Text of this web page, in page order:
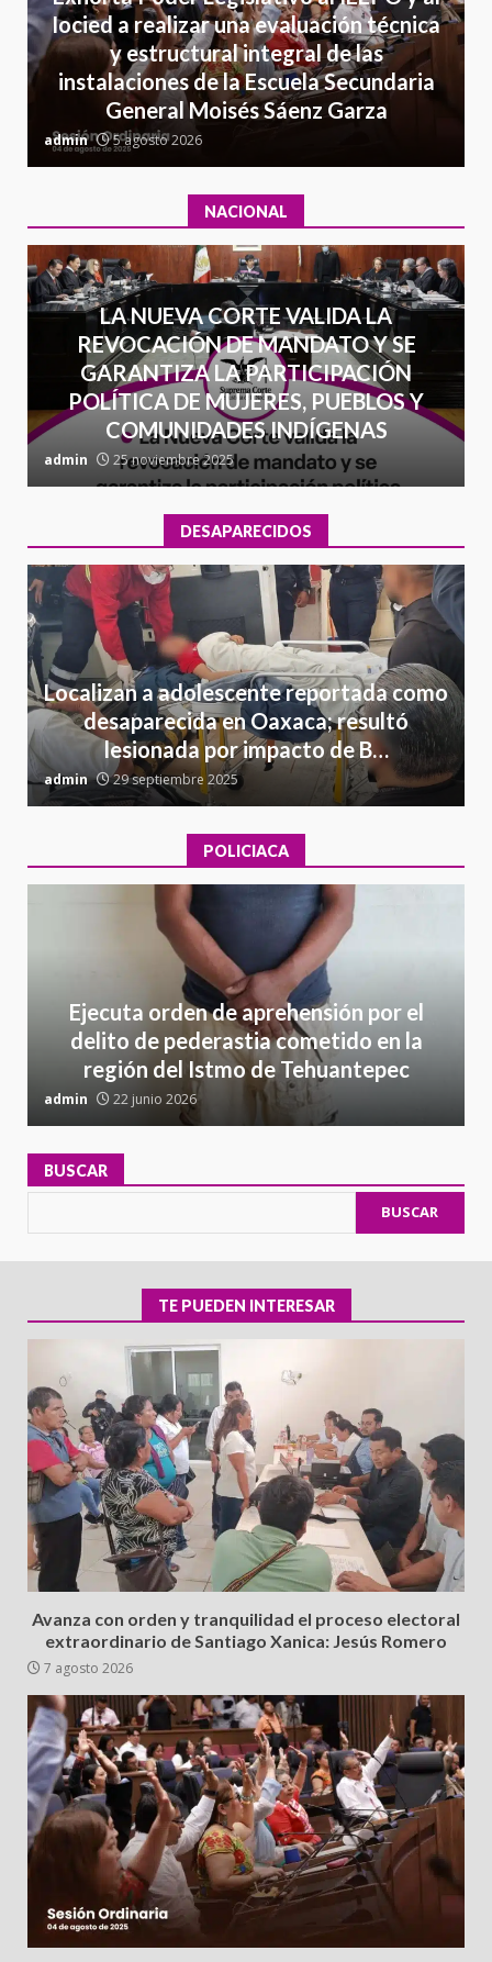
California; FGR lo investiga por
presuntos delitos de
delincuencia organizada y
contrabando
16 julio 2026
Iocied a realizar una evaluación técnica
y estructural integral de las
instalaciones de la Escuela Secundaria
General Moisés Sáenz Garza
admin 5 agosto 2026
NACIONAL
LA NUEVA CORTE VALIDA LA
REVOCACIÓN DE MANDATO Y SE
GARANTIZA LA PARTICIPACIÓN
POLÍTICA DE MUJERES, PUEBLOS Y
COMUNIDADES INDÍGENAS
admin 25 noviembre 2025
DESAPARECIDOS
Localizan a adolescente reportada como
desaparecida en Oaxaca; resultó
lesionada por impacto de B…
admin 29 septiembre 2025
POLICIACA
Ejecuta orden de aprehensión por el
delito de pederastia cometido en la
región del Istmo de Tehuantepec
admin 22 junio 2026
BUSCAR
BUSCAR
TE PUEDEN INTERESAR
Avanza con orden y tranquilidad el proceso electoral
extraordinario de Santiago Xanica: Jesús Romero
7 agosto 2026